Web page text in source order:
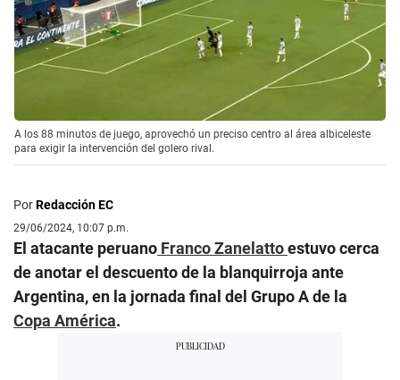
A los 88 minutos de juego, aprovechó un preciso centro al área albiceleste
para exigir la intervención del golero rival.
PorRedacción EC
29/06/2024, 10:07 p.m.
El atacante peruano Franco Zanelattoestuvo cerca
de anotar el descuento de la blanquirroja ante
Argentina, en la jornada final del Grupo A de la
Copa América.